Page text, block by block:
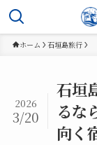
ホーム 石垣島旅行
石垣
るな
向く
2026
3/20